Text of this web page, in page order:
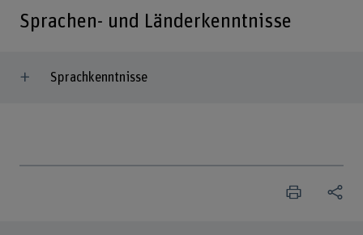
Sprachen- und Länderkenntnisse
Sprachkenntnisse